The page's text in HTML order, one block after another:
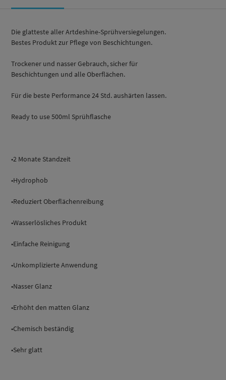
Die glatteste aller Artdeshine-Sprühversiegelungen.
Bestes Produkt zur Pflege von Beschichtungen.
Trockener und nasser Gebrauch, sicher für
Beschichtungen und alle Oberflächen.
Für die beste Performance 24 Std. aushärten lassen.
Ready to use 500ml Sprühflasche
•2 Monate Standzeit
•Hydrophob
•Reduziert Oberflächenreibung
•Wasserlösliches Produkt
•Einfache Reinigung
•Unkomplizierte Anwendung
•Nasser Glanz
•Erhöht den matten Glanz
•Chemisch beständig
•Sehr glatt